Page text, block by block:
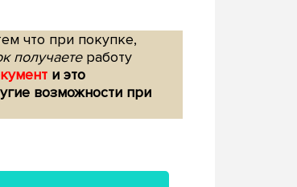
что при покупке,
получаетеработу
и это
возможности при